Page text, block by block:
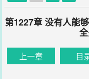
第1227章 没有人能
上一章 目